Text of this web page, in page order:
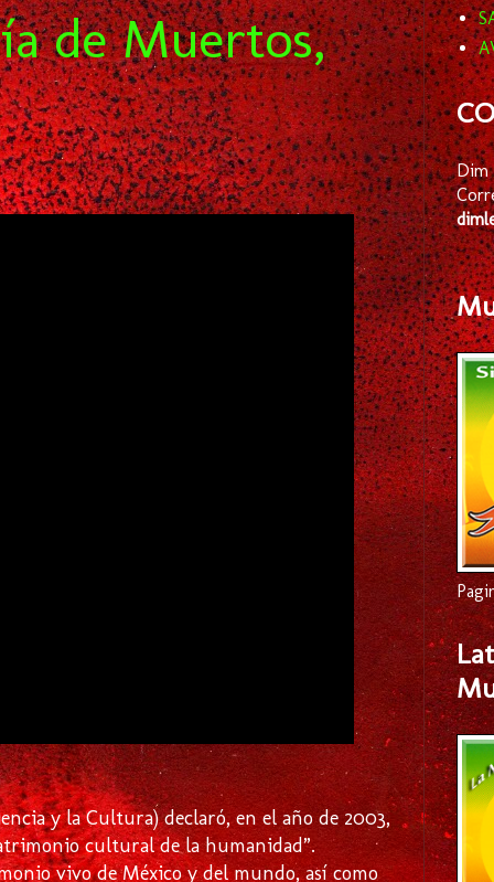
de Muertos,
y la Cultura) declaró, en el año de 2003,
cultural de la humanidad”.
vivo de México y del mundo, así como
Dim